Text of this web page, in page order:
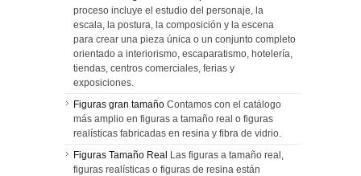
proceso incluye el estudio del personaje, la
escala, la postura, la composición y la escena
para crear una pieza única o un conjunto completo
orientado a interiorismo, escaparatismo, hotelería,
tiendas, centros comerciales, ferias y
exposiciones.
Figuras gran tamaño Contamos con el catálogo
más amplio en figuras a tamaño real o figuras
realísticas fabricadas en resina y fibra de vidrio.
Figuras Tamaño Real Las figuras a tamaño real,
figuras realísticas o figuras de resina están